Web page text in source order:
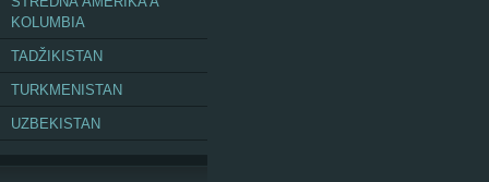
KOLUMBIA
TADŽIKISTAN
TURKMENISTAN
UZBEKISTAN